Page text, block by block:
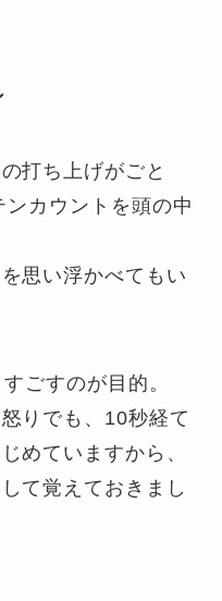
打ち上げがごと
カウントを頭の中
思い浮かべてもい
ごすのが目的。
りでも、10秒経て
めていますから、
て覚えておきまし